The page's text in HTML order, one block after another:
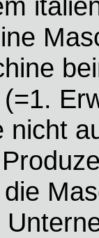
nicht